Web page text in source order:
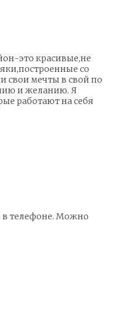
это красивые,не
со
свои мечты в свой по
и желанию. Я
работают на себя
в телефоне. Можно